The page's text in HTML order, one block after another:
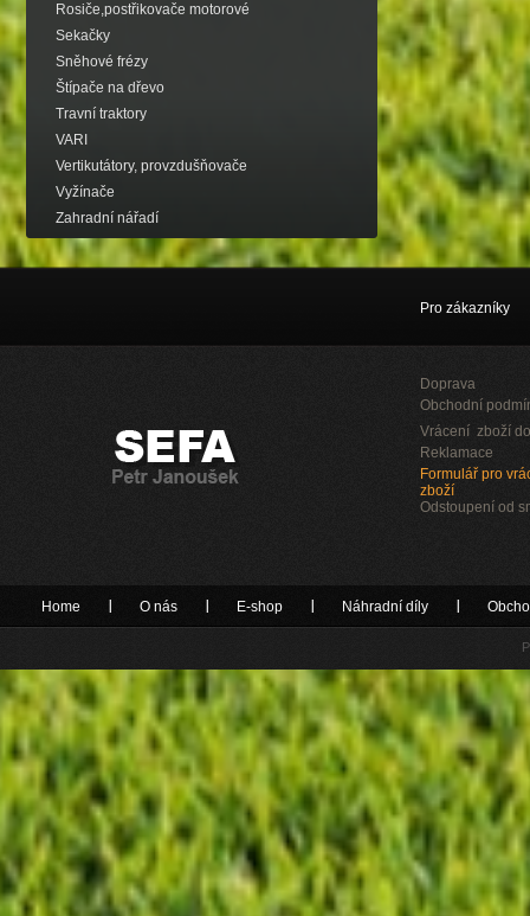
Rosiče,postřikovače motorové
Sekačky
Sněhové frézy
Štípače na dřevo
Travní traktory
VARI
Vertikutátory, provzdušňovače
Vyžínače
Zahradní nářadí
Pro zákazníky
Doprava
Obchodní
Vrácení zboží
Reklamace
Formulář pro
zboží
Odstoupení od
Home O nás E-shop Náhradní díly